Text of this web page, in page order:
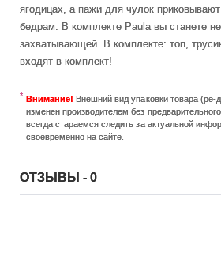
ягодицах, а пажи для чулок
бедрам. В комплекте Paula вы станете
захватывающей. В комплекте: топ,
входят в комплект!
Внимание! Внешний вид упаковки товара (ре-
изменен производителем без
всегда стараемся следить за актуальной
своевременно на сайте.
ОТЗЫВЫ - 0